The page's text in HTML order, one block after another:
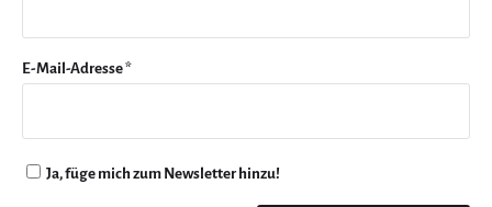
E-Mail-Adresse*
Ja, füge mich zum Newsletter hinzu!